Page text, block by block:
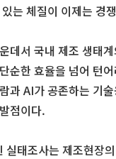
는 체질이 이제는 경
데서 국내 제조 생태
순한 효율을 넘어 턴
과 AI가 공존하는 기
점이다.
태조사는 제조현장